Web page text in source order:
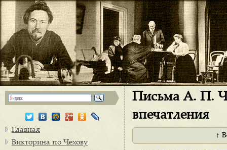
Письма А. П.
впечатления
↑
Главная
Викторина по Чехову